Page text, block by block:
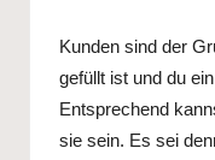
Kunden sind der
gefüllt ist und du
Entsprechend
sie sein. Es sei